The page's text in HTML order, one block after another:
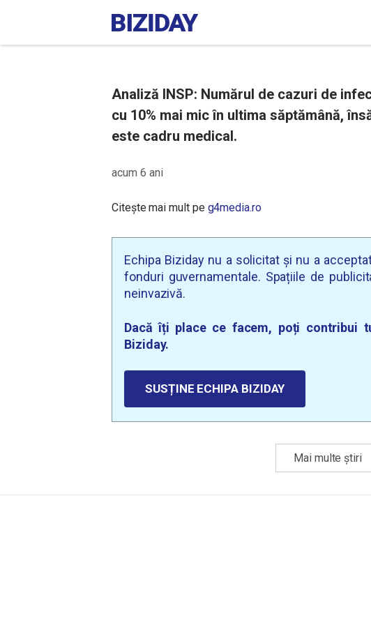
Analiză INSP: Numărul de cazuri de
cu 10% mai mic în ultima săptămână,
este cadru medical.
acum 6 ani
Citește mai mult pe g4media.ro
Echipa Biziday nu a solicitat și nu a
fonduri guvernamentale. Spațiile de
neinvazivă.
Dacă îți place ce facem, poți contribui
Biziday.
SUSȚINE ECHIPA BIZIDAY
Mai multe știri